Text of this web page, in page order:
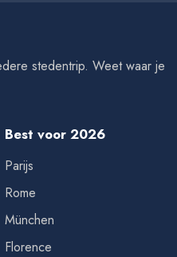
stedentrip. Weet waar je
Best voor 2026
Parijs
Rome
München
Florence